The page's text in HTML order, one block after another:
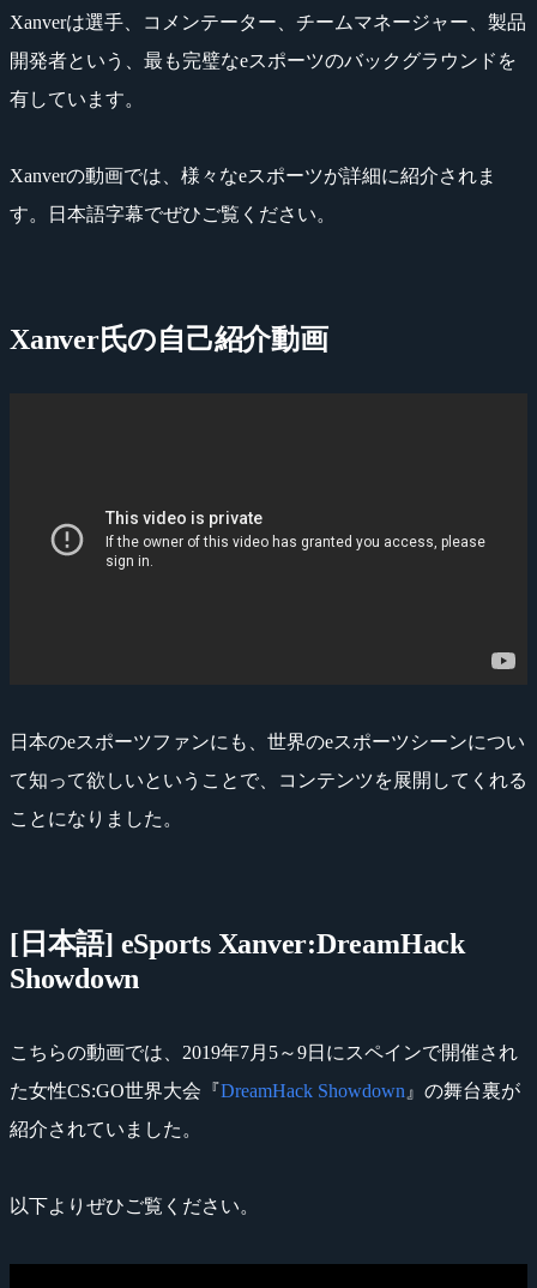
Xanverは選手、コメンテーター、チームマネージャー、製品
開発者という、最も完璧なeスポーツのバックグラウンドを
有しています。
Xanverの動画では、様々なeスポーツが詳細に紹介されま
す。日本語字幕でぜひご覧ください。
Xanver氏の自己紹介動画
日本のeスポーツファンにも、世界のeスポーツシーンについ
て知って欲しいということで、コンテンツを展開してくれる
ことになりました。
[日本語] eSports Xanver:DreamHack
Showdown
こちらの動画では、2019年7月5～9日にスペインで開催され
た女性CS:GO世界大会『DreamHack Showdown 』の舞台裏が
紹介されていました。
以下よりぜひご覧ください。